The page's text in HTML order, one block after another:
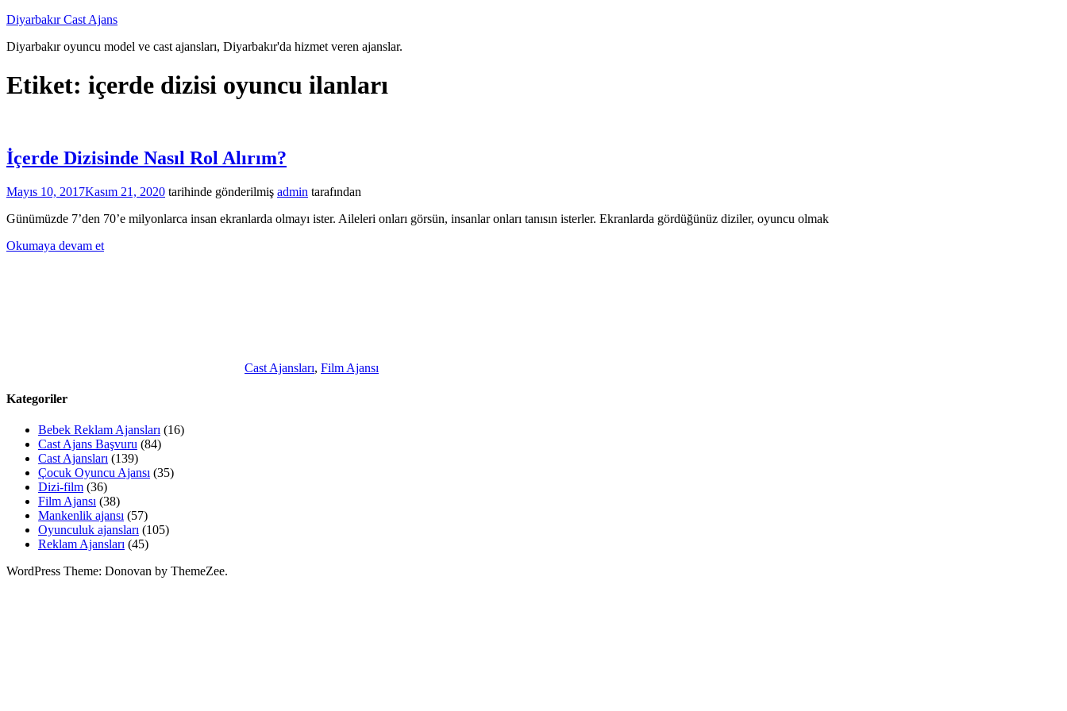
İçeriğe
Diyarbakır Cast Ajans
Diyarbakır oyuncu model ve cast ajansları, Diyarbakır'da hizmet veren ajanslar.
Etiket: içerde dizisi oyuncu ilanları
İçerde Dizisinde Nasıl Rol Alırım?
Mayıs 10, 2017Kasım 21, 2020 tarihinde gönderilmiş admin tarafından
Günümüzde 7’den 70’e milyonlarca insan ekranlarda olmayı ister. Aileleri onları görsün, insanlar onları tanısın isterler. Ekranlarda gördüğünüz diziler, oyuncu olmak
Okumaya devam et
Cast Ajansları, Film Ajansı
Kategoriler
Bebek Reklam Ajansları (16)
Cast Ajans Başvuru (84)
Cast Ajansları (139)
Çocuk Oyuncu Ajansı (35)
Dizi-film (36)
Film Ajansı (38)
Mankenlik ajansı (57)
Oyunculuk ajansları (105)
Reklam Ajansları (45)
WordPress Theme: Donovan by ThemeZee.